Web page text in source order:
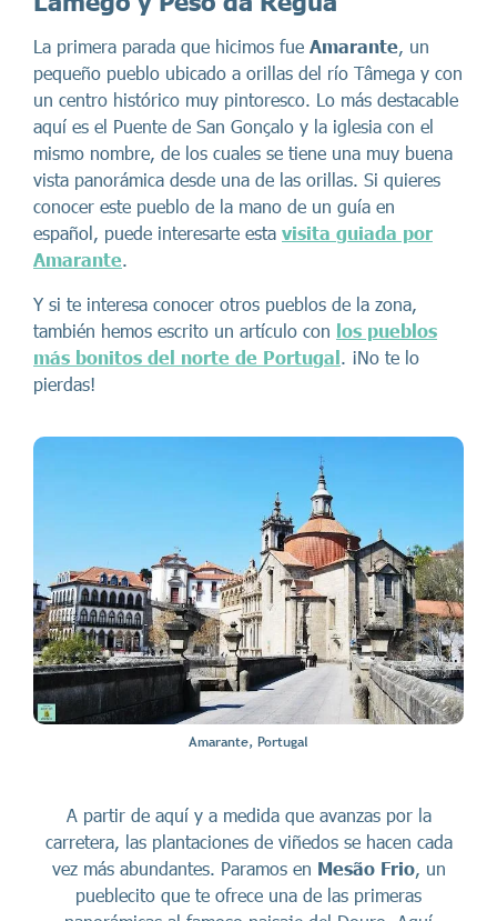
La primera parada que hicimos fue Amarante, un
pequeño pueblo ubicado a orillas del río Tâmega y con
un centro histórico muy pintoresco. Lo más destacable
aquí es el Puente de San Gonçalo y la iglesia con el
mismo nombre, de los cuales se tiene una muy buena
vista panorámica desde una de las orillas. Si quieres
conocer este pueblo de la mano de un guía en
español, puede interesarte esta visita guiada por
Amarante.
Y si te interesa conocer otros pueblos de la zona,
también hemos escrito un artículo con los pueblos
más bonitos del norte de Portugal. ¡No te lo
pierdas!
Amarante, Portugal
A partir de aquí y a medida que avanzas por la
carretera, las plantaciones de viñedos se hacen cada
vez más abundantes. Paramos en Mesão Frio, un
pueblecito que te ofrece una de las primeras